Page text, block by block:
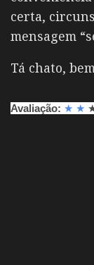
certa,
mensagem
Tá chato,
Avaliação: ★ ★